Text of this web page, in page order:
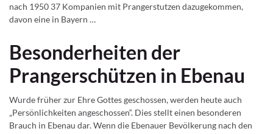
nach 1950 37 Kompanien mit Prangerstutzen dazugekommen,
davon eine in Bayern …
Besonderheiten der
Prangerschützen in Ebenau
Wurde früher zur Ehre Gottes geschossen, werden heute auch
„Persönlichkeiten angeschossen“. Dies stellt einen besonderen
Brauch in Ebenau dar. Wenn die Ebenauer Bevölkerung nach den